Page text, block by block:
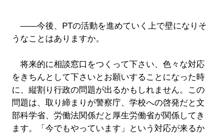
――今後、PTの活動を進めていく上で壁になりそ
うなことはありますか。
将来的に相談窓口をつくって下さい、色々な対応
をきちんとして下さいとお願いすることになった時
に、縦割り行政の問題が出るかもしれません。この
問題は、取り締まりが警察庁、学校への啓発だと文
部科学省、労働法関係だと厚生労働省が関係してき
ます。「今でもやっています」という対応が来るか